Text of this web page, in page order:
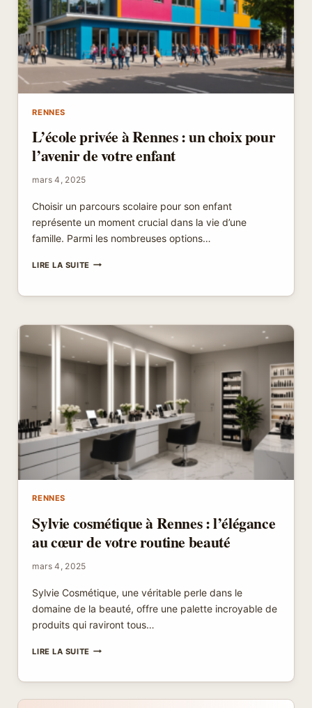
À
RENNES
RENNES
L’école privée à Rennes : un choix pour
l’avenir de votre enfant
mars 4, 2025
Choisir un parcours scolaire pour son enfant
représente un moment crucial dans la vie d’une
famille. Parmi les nombreuses options…
LIRE LA SUITEL’ÉCOLE
RENNES
UN
CHOIX
POUR
L’AVENIR
RENNES
Sylvie cosmétique à Rennes : l’élégance
au cœur de votre routine beauté
mars 4, 2025
Sylvie Cosmétique, une véritable perle dans le
domaine de la beauté, offre une palette incroyable de
produits qui raviront tous…
LIRE LA SUITESYLVIE
RENNES
: